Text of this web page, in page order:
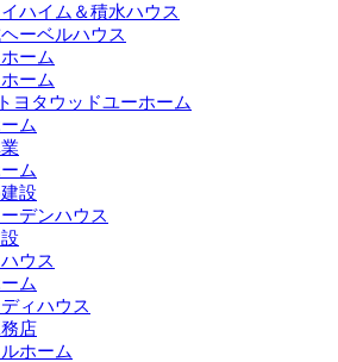
ハイム＆積水ハウス
ーベルハウス
ーム
ーム
トヨタウッドユーホーム
ム
ム
設
デンハウス
ウス
ム
ィハウス
店
ホーム